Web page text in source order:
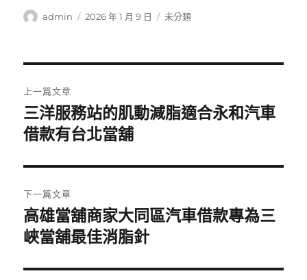
作
admin
發
2026 年 1 月 9 日
分
未分類
章
導
覽
上一篇文章
上
一
文
章:
三洋服務站的肌動減脂適合永和汽車
借款有台北當舖
下一篇文章
下
一
文
高雄當舖商家大同區汽車借款專為三
峽當舖最佳消脂針